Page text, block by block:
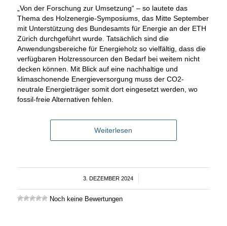
„Von der Forschung zur Umsetzung“ – so lautete das
Thema des Holzenergie-Symposiums, das Mitte September
mit Unterstützung des Bundesamts für Energie an der ETH
Zürich durchgeführt wurde. Tatsächlich sind die
Anwendungsbereiche für Energieholz so vielfältig, dass die
verfügbaren Holzressourcen den Bedarf bei weitem nicht
decken können. Mit Blick auf eine nachhaltige und
klimaschonende Energieversorgung muss der CO2-
neutrale Energieträger somit dort eingesetzt werden, wo
fossil-freie Alternativen fehlen.
Weiterlesen
3. DEZEMBER 2024
/
Noch keine Bewertungen